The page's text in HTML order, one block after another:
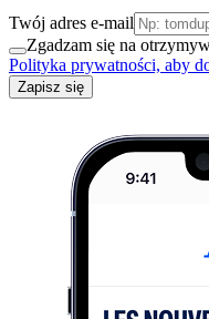
Twój adres e-mail
Zgadzam się na
Polityka prywatności, aby
Zapisz się